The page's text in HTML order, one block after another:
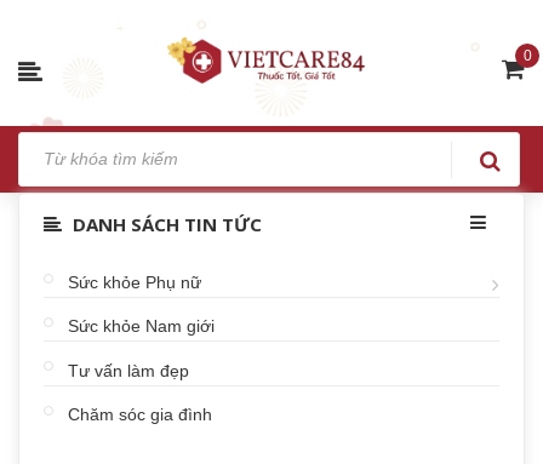
0
DANH SÁCH TIN TỨC
Sức khỏe Phụ nữ
Sức khỏe Nam giới
Tư vấn làm đẹp
Chăm sóc gia đình